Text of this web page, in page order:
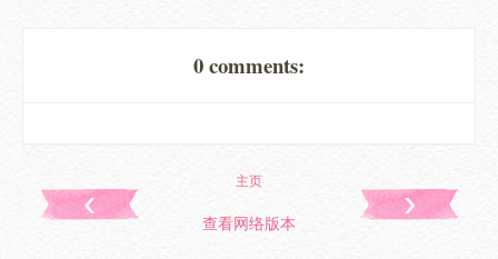
0 comments:
‹ ›
主页
查看网络版本